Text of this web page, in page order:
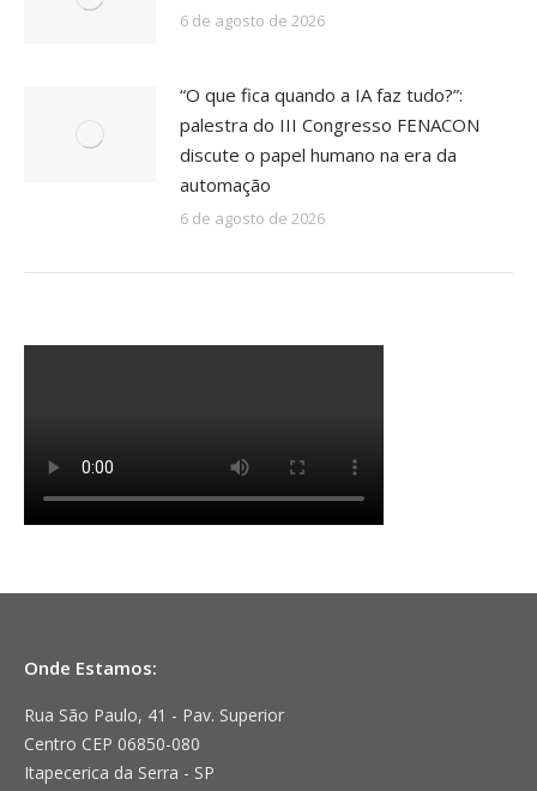
6 de agosto de 2026
“O que fica quando a IA faz tudo?”:
palestra do III Congresso FENACON
discute o papel humano na era da
automação
6 de agosto de 2026
Onde Estamos:
Rua São Paulo, 41 - Pav. Superior
Centro CEP 06850-080
Itapecerica da Serra - SP